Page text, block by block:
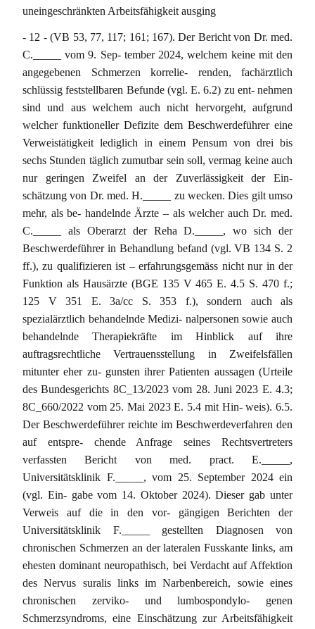
uneingeschränkten Arbeitsfähigkeit ausging
- 12 - (VB 53, 77, 117; 161; 167). Der Bericht von Dr. med.
C._____ vom 9. Sep- tember 2024, welchem keine mit den
angegebenen Schmerzen korrelie- renden, fachärztlich
schlüssig feststellbaren Befunde (vgl. E. 6.2) zu ent- nehmen
sind und aus welchem auch nicht hervorgeht, aufgrund
welcher funktioneller Defizite dem Beschwerdeführer eine
Verweistätigkeit lediglich in einem Pensum von drei bis
sechs Stunden täglich zumutbar sein soll, vermag keine auch
nur geringen Zweifel an der Zuverlässigkeit der Ein-
schätzung von Dr. med. H._____ zu wecken. Dies gilt umso
mehr, als be- handelnde Ärzte – als welcher auch Dr. med.
C._____ als Oberarzt der Reha D._____, wo sich der
Beschwerdeführer in Behandlung befand (vgl. VB 134 S. 2
ff.), zu qualifizieren ist – erfahrungsgemäss nicht nur in der
Funktion als Hausärzte (BGE 135 V 465 E. 4.5 S. 470 f.;
125 V 351 E. 3a/cc S. 353 f.), sondern auch als
spezialärztlich behandelnde Medizi- nalpersonen sowie auch
behandelnde Therapiekräfte im Hinblick auf ihre
auftragsrechtliche Vertrauensstellung in Zweifelsfällen
mitunter eher zu- gunsten ihrer Patienten aussagen (Urteile
des Bundesgerichts 8C_13/2023 vom 28. Juni 2023 E. 4.3;
8C_660/2022 vom 25. Mai 2023 E. 5.4 mit Hin- weis). 6.5.
Der Beschwerdeführer reichte im Beschwerdeverfahren den
auf entspre- chende Anfrage seines Rechtsvertreters
verfassten Bericht von med. pract. E._____,
Universitätsklinik F._____, vom 25. September 2024 ein
(vgl. Ein- gabe vom 14. Oktober 2024). Dieser gab unter
Verweis auf die in den vor- gängigen Berichten der
Universitätsklinik F._____ gestellten Diagnosen von
chronischen Schmerzen an der lateralen Fusskante links, am
ehesten dominant neuropathisch, bei Verdacht auf Affektion
des Nervus suralis links im Narbenbereich, sowie eines
chronischen zerviko- und lumbospondylo- genen
Schmerzsyndroms, eine Einschätzung zur Arbeitsfähigkeit